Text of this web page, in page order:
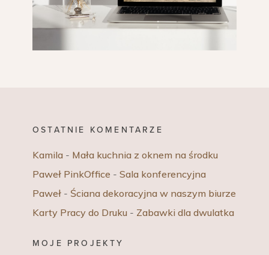
OSTATNIE KOMENTARZE
Kamila - Mała kuchnia z oknem na środku
Paweł PinkOffice - Sala konferencyjna
Paweł - Ściana dekoracyjna w naszym biurze
Karty Pracy do Druku - Zabawki dla dwulatka
MOJE PROJEKTY